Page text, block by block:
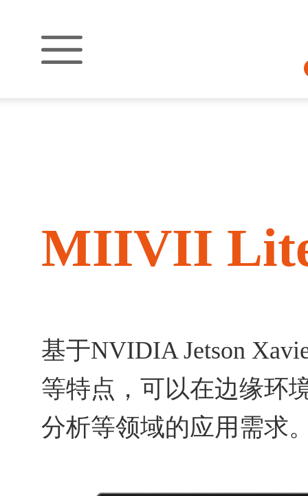
MIIVII
基于NVIDIA Jetson
等特点，可以在边缘环
分析等领域的应用需求